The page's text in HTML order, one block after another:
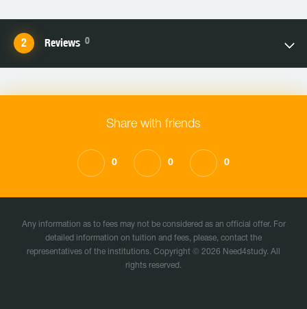
Reviews 0
Share with friends
0 0 0
Any information as to fees may not be considered as an official offer. For
detailed information on tuition and fees, please, contact the
representatives of the institutions. Copyright © 2026 Need4study. All
rights reserved.